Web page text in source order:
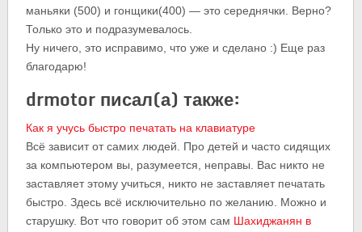
маньяки (500) и гонщики(400) — это середнячки. Верно?
Только это и подразумевалось.
Ну ничего, это исправимо, что уже и сделано :) Еще раз
благодарю!
drmotor писал(а) также:
Как я учусь быстро печатать на клавиатуре
Всё зависит от самих людей. Про детей и часто сидящих
за компьютером вы, разумеется, неправы. Вас никто не
заставляет этому учиться, никто не заставляет печатать
быстро. Здесь всё исключительно по желанию. Можно и
старушку. Вот что говорит об этом сам Шахиджанян в